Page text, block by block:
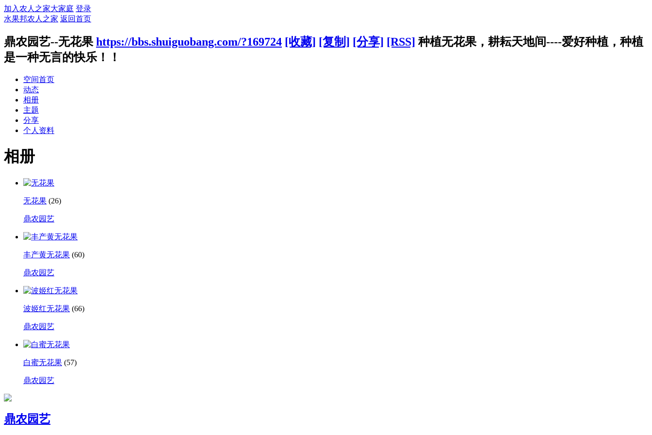
加入农人之家大家庭 登录
水果邦农人之家 返回首页
鼎农园艺--无花果 https://bbs.shuiguobang.com/?169724 [收藏] [复制] [分享] [RSS] 种植无花果，耕耘天地间----爱好种植，种植
是一种无言的快乐！！
空间首页
动态
相册
主题
分享
个人资料
相册
无花果 (26)
鼎农园艺
丰产黄无花果 (60)
鼎农园艺
波姬红无花果 (66)
鼎农园艺
白蜜无花果 (57)
鼎农园艺
鼎农园艺